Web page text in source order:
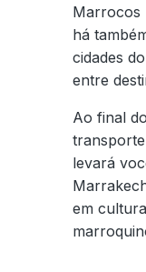
Marrocos
há
cidades
entre
Ao final
levará
em